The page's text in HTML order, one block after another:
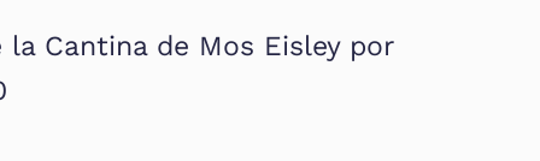
Cantina de Mos Eisley por